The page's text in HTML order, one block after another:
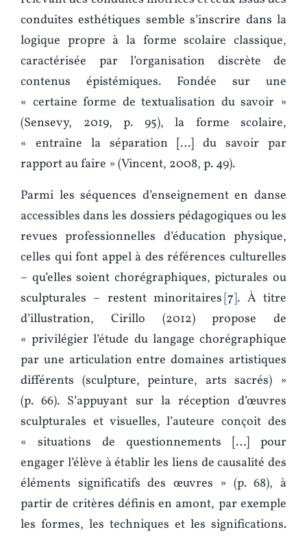
conduites esthétiques semble s’inscrire dans la
logique propre à la forme scolaire classique,
caractérisée par l’organisation discrète de
contenus épistémiques. Fondée sur une
« certaine forme de textualisation du savoir »
(Sensevy, 2019, p. 95), la forme scolaire,
« entraîne la séparation […] du savoir par
rapport au faire » (Vincent, 2008, p. 49).
Parmi les séquences d’enseignement en danse
accessibles dans les dossiers pédagogiques ou les
revues professionnelles d’éducation physique,
celles qui font appel à des références culturelles
– qu’elles soient chorégraphiques, picturales ou
sculpturales – restent minoritaires 7 . À titre
d’illustration, Cirillo (2012) propose de
« privilégier l’étude du langage chorégraphique
par une articulation entre domaines artistiques
différents (sculpture, peinture, arts sacrés) »
(p. 66). S’appuyant sur la réception d’œuvres
sculpturales et visuelles, l’auteure conçoit des
« situations de questionnements […] pour
engager l’élève à établir les liens de causalité des
éléments significatifs des œuvres » (p. 68), à
partir de critères définis en amont, par exemple
les formes, les techniques et les significations.